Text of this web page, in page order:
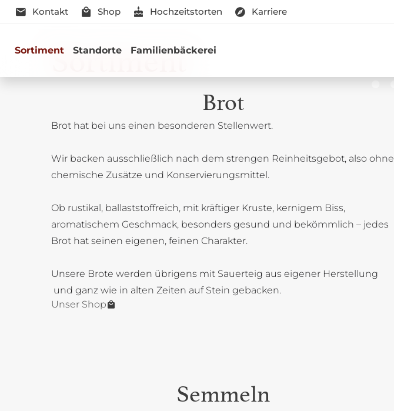
Kontakt Shop Hochzeitstorten Karriere
Sortiment Standorte Familienbäckerei
Sortiment
Herzhaft oder süß - Beste Qualität und Frische sind garantiert
Brot
Brot hat bei uns einen besonderen Stellenwert.
Wir backen ausschließlich nach dem strengen Reinheitsgebot, also ohne
chemische Zusätze und Konservierungsmittel.
Ob rustikal, ballaststoffreich, mit kräftiger Kruste, kernigem Biss,
aromatischem Geschmack, besonders gesund und bekömmlich – jedes
Brot hat seinen eigenen, feinen Charakter.
Unsere Brote werden übrigens mit Sauerteig aus eigener Herstellung
und ganz wie in alten Zeiten auf Stein gebacken.
Unser Shop
Semmeln